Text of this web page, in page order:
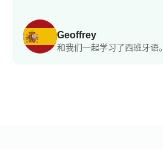
Geoffrey
和我们一起学习了西班牙语。